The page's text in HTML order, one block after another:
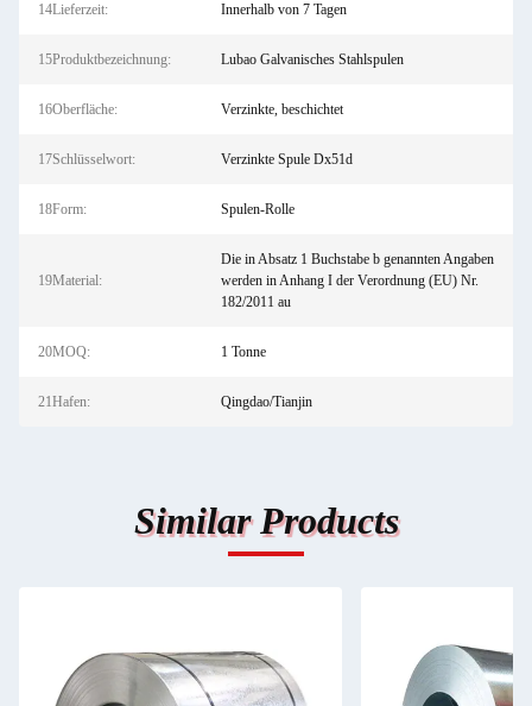
14Lieferzeit: Innerhalb von 7 Tagen
15Produktbezeichnung: Lubao Galvanisches Stahlspulen
16Oberfläche: Verzinkte, beschichtet
17Schlüsselwort: Verzinkte Spule Dx51d
18Form: Spulen-Rolle
19Material:
Die in Absatz 1 Buchstabe b genannten Angaben
werden in Anhang I der Verordnung (EU) Nr.
182/2011 au
20MOQ: 1 Tonne
21Hafen: Qingdao/Tianjin
Similar Products